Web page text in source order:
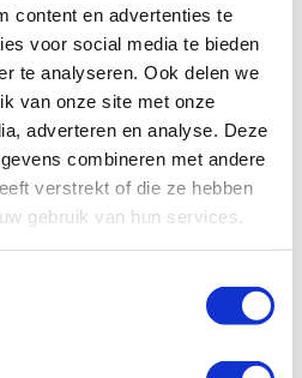
content en advertenties te
voor social media te bieden
te analyseren. Ook delen we
van onze site met onze
adverteren en analyse. Deze
combineren met andere
verstrekt of die ze hebben
gebruik van hun services.